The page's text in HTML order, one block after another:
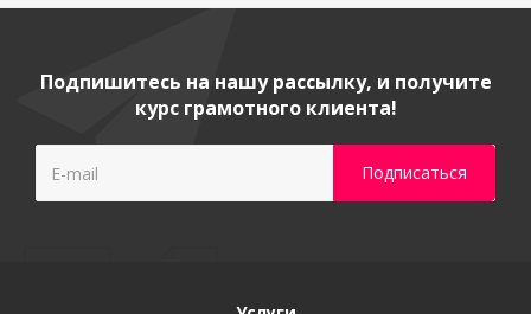
Подпишитесь на нашу рассылку, и получите
курс грамотного клиента!